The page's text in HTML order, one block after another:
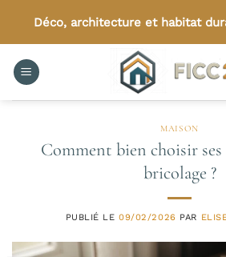
contenu
Déco, architecture et habitat
MAISON
Comment bien choisir
bricolage ?
PUBLIÉ LE09/02/2026 PAR